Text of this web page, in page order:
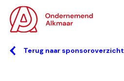
Terug naar sponsoroverzicht